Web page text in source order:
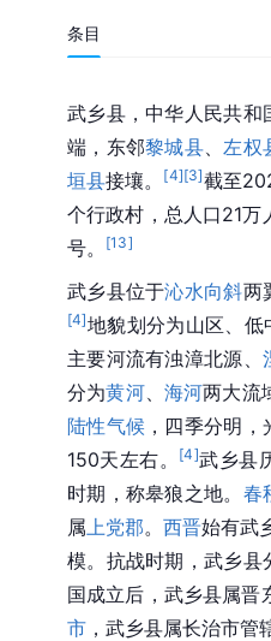
条目
武乡县，中华人民共和
端，东邻黎城县
左权
垣县接壤。 [4][3]截至
个行政村，总人口21万
号。
[13]
武乡县位于沁水向斜两
[4]地貌划分为山区、低
主要河流有浊漳北源、
分为黄河、 海河两大流
陆性气候 ，四季分明
150天左右。
[4]武乡县
时期，称皋狼之地。 春
属 上党郡。 西晋始有武
模。抗战时期，武乡县
国成立后，武乡县属晋
市 ，武乡县属长治市管